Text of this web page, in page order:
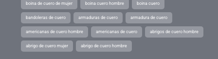
boina de cuero de mujer boina cuero hombre boina cuero
bandoleras de cuero armaduras de cuero armadura de cuero
americanas de cuero hombre americanas de cuero abrigos de cuero hombre
abrigo de cuero mujer abrigo de cuero hombre